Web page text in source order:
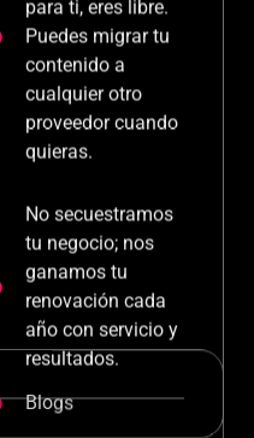
decides que
MetaMedia no es
para ti, eres libre.
Puedes migrar tu
contenido a
cualquier otro
quieras.
No secuestramos
tu negocio; nos
ganamos tu
renovación cada
año con servicio y